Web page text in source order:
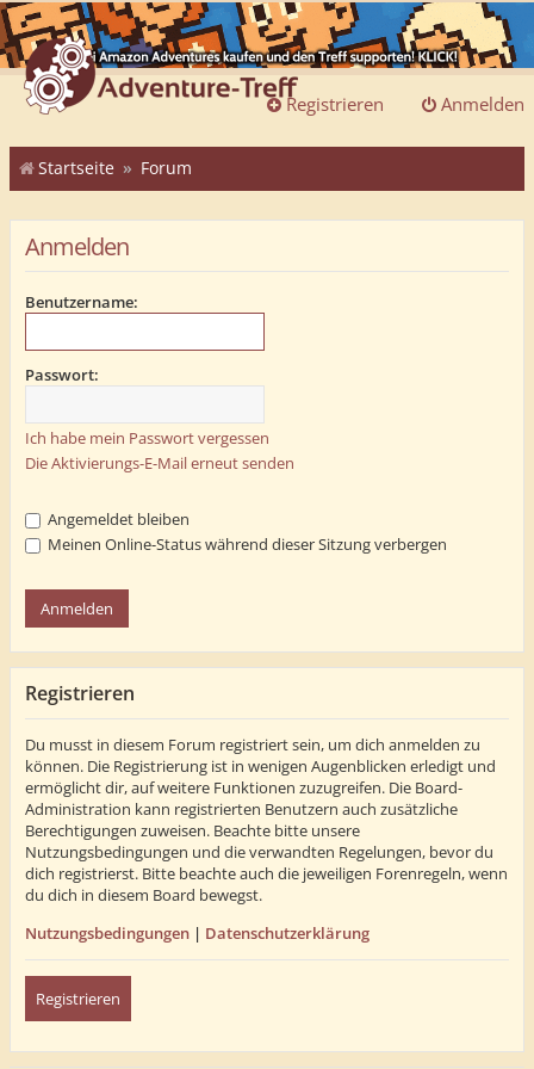
Anmelden
Registrieren
Startseite Forum
Anmelden
Benutzername:
Passwort:
Ich habe mein Passwort vergessen
Die Aktivierungs-E-Mail erneut senden
Angemeldet bleiben
Meinen Online-Status während dieser Sitzung verbergen
Registrieren
Du musst in diesem Forum registriert sein, um dich anmelden zu
können. Die Registrierung ist in wenigen Augenblicken erledigt und
ermöglicht dir, auf weitere Funktionen zuzugreifen. Die Board-
Administration kann registrierten Benutzern auch zusätzliche
Berechtigungen zuweisen. Beachte bitte unsere
Nutzungsbedingungen und die verwandten Regelungen, bevor du
dich registrierst. Bitte beachte auch die jeweiligen Forenregeln, wenn
du dich in diesem Board bewegst.
Nutzungsbedingungen | Datenschutzerklärung
Registrieren